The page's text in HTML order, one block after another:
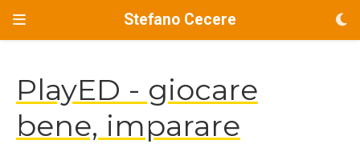
Stefano Cecere
PlayED - giocare
bene, imparare